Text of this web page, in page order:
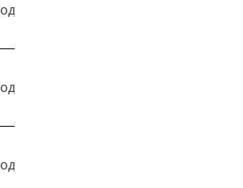
один
один
один